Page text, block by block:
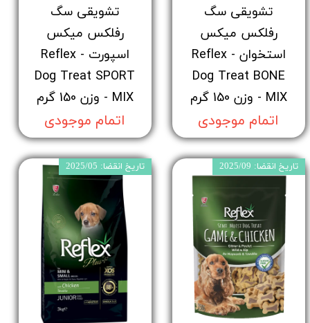
تشویقی سگ
رفلکس میکس
استخوان - Reflex
Dog Treat BONE
MIX - وزن 150 گرم
اتمام موجودی
تشویقی سگ
رفلکس میکس
اسپورت - Reflex
Dog Treat SPORT
MIX - وزن 150 گرم
اتمام موجودی
تاریخ انقضا: 2025/09 تاریخ انقضا: 2025/05